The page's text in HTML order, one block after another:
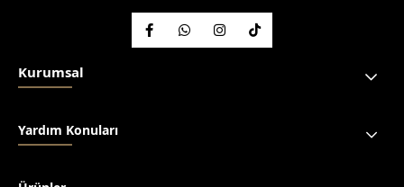
Kurumsal
Yardım Konuları